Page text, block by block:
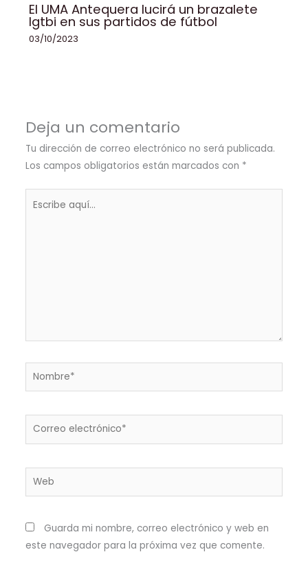
El UMA Antequera lucirá un brazalete
lgtbi en sus partidos de fútbol
03/10/2023
Deja un comentario
Tu dirección de correo electrónico no será publicada.
Los campos obligatorios están marcados con *
Nombre*
Correo
Web
Guarda mi nombre, correo electrónico y web en
este navegador para la próxima vez que comente.